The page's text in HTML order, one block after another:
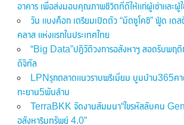
อาคาร เพื่อส่งมอบคุณภาพชีวิตที่ดีให้แก่ผู้เช่าและผู้ใ
วัน แบงค็อก เตรียมเปิดตัว “มิตซูโคชิ” ฟู้ด เดส
คลาส แห่งแรกในประเทศไทย
“Big Data”ปฏิวัติวงการอสังหาฯ สอดรับพฤติ
ดิจิทัล
LPNรุกตลาดแนวราบพรีเมี่ยม บูมบ้าน365คา
ทะยาน5พันล้าน
TerraBKK จัดงานสัมมนา“ไขรหัสลับคน
อสังหาริมทรัพย์ 4.0”